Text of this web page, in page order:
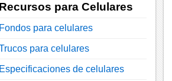
Recursos para Celulares
Fondos para celulares
para celulares
Especificaciones de celulares